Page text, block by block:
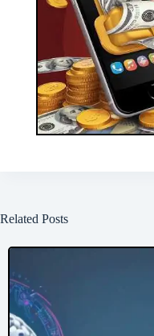
Related Posts